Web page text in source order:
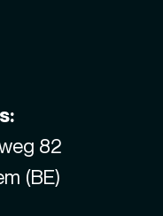
82
(BE)